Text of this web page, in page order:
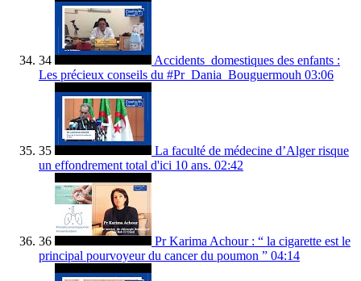
34
Accidents_domestiques des enfants :
Les précieux conseils du #Pr_Dania_Bouguermouh 03:06
35
La faculté de médecine d’Alger risque
un effondrement total d'ici 10 ans. 02:42
36
Pr Karima Achour : “ la cigarette est le
principal pourvoyeur du cancer du poumon ” 04:14